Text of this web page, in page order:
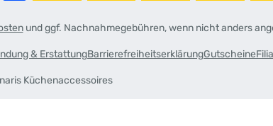
und ggf. Nachnahmegebühren, wenn nicht anders
Küchenaccessoires
& ErstattungBarrierefreiheitserklärungGutscheine